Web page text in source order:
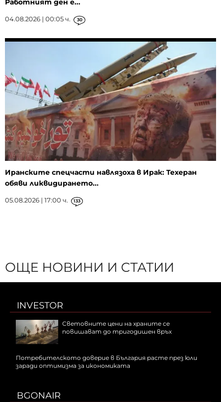
Работният ден е...
04.08.2026 | 00:05 ч. 30
Иранските спецчасти навлязоха в Ирак: Техеран
обяви ликвидирането...
05.08.2026 | 17:00 ч. 133
ОЩЕ НОВИНИ И СТАТИИ
INVESTOR
Световните цени на храните се
повишават до тригодишен връх
Потребителското доверие в България расте през юли
заради оптимизма за икономиката
BGONAIR